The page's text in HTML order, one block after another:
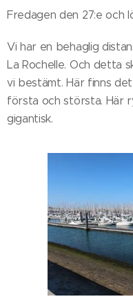
Fredagen den 27:e och
Vi har en behaglig
La Rochelle. Och detta
vi bestämt. Här finns
första och största. Här
gigantisk.